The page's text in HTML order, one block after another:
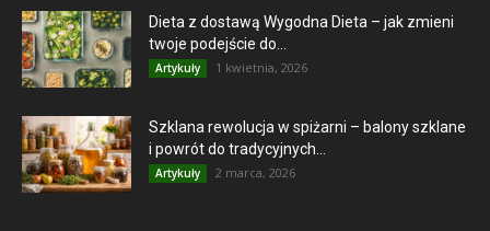
Dieta z dostawą Wygodna Dieta – jak zmieni
twoje podejście do...
Artykuły 1 kwietnia, 2026
Szklana rewolucja w spiżarni – balony szklane
i powrót do tradycyjnych...
Artykuły 2 marca, 2026